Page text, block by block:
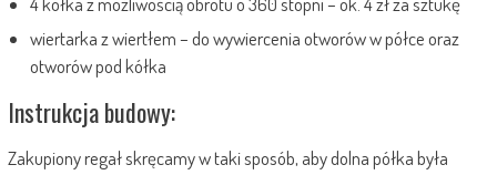
wiertarka z wiertłem – do wywiercenia otworów w półce oraz
otworów pod kółka
Instrukcja budowy:
Zakupiony regał skręcamy w taki sposób, aby dolna półka była